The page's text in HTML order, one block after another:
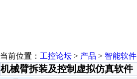
当前位置： 工控论坛 > 产品 > 智能软件
机械臂拆装及控制虚拟仿真软件